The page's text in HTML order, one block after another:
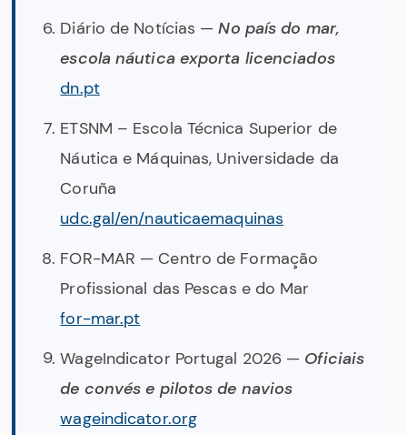
Diário de Notícias —No país do mar,
escola náutica exporta licenciados
dn.pt
ETSNM – Escola Técnica Superior de
Náutica e Máquinas, Universidade da
Coruña
udc.gal/en/nauticaemaquinas
FOR-MAR — Centro de Formação
Profissional das Pescas e do Mar
for-mar.pt
WageIndicator Portugal 2026 — Oficiais
de convés e pilotos de navios
wageindicator.org